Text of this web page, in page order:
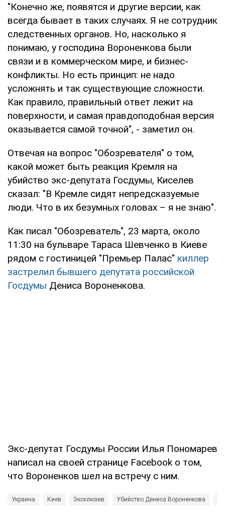
"Конечно же, появятся и другие версии, как
всегда бывает в таких случаях. Я не сотрудник
следственных органов. Но, насколько я
понимаю, у господина Вороненкова были
связи и в коммерческом мире, и бизнес-
конфликты. Но есть принцип: не надо
усложнять и так существующие сложности.
Как правило, правильный ответ лежит на
поверхности, и самая правдоподобная версия
оказывается самой точной", - заметил он.
Отвечая на вопрос "Обозревателя" о том,
какой может быть реакция Кремля на
убийство экс-депутата Госдумы, Киселев
сказал: "В Кремле сидят непредсказуемые
люди. Что в их безумных головах – я не знаю".
Как писал "Обозреватель", 23 марта, около
11:30 на бульваре Тараса Шевченко в Киеве
рядом с гостиницей "Премьер Палас" киллер
застрелил бывшего депутата российской
Госдумы Дениса Вороненкова.
Экс-депутат Госдумы России Илья Пономарев
написал на своей странице Facebook о том,
что Вороненков шел на встречу с ним.
Украина Киев Эксклюзив Убийство Дениса Вороненкова